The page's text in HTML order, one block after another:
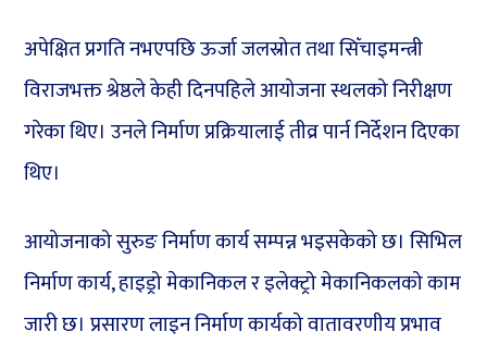
अपेक्षित प्रगति नभएपछि ऊर्जा जलस्रोत तथा सिँचाइमन्त्री
विराजभक्त श्रेष्ठले केही दिनपहिले आयोजना स्थलको निरीक्षण
गरेका थिए। उनले निर्माण प्रक्रियालाई तीव्र पार्न निर्देशन दिएका
थिए।
आयोजनाको सुरुङ निर्माण कार्य सम्पन्न भइसकेको छ। सिभिल
निर्माण कार्य, हाइड्रो मेकानिकल र इलेक्ट्रो मेकानिकलको काम
जारी छ। प्रसारण लाइन निर्माण कार्यको वातावरणीय प्रभाव